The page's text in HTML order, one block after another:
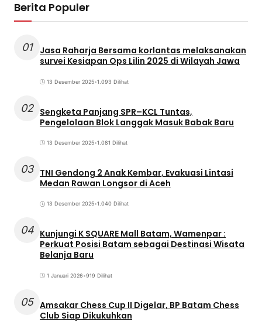
Berita Populer
01
Jasa Raharja Bersama korlantas melaksanakan
survei Kesiapan Ops Lilin 2025 di Wilayah Jawa
13 Desember 2025•1.093 Dilihat
02 Sengketa Panjang SPR–KCL Tuntas,
Pengelolaan Blok Langgak Masuk Babak Baru
13 Desember 2025•1.081 Dilihat
03 TNI Gendong 2 Anak Kembar, Evakuasi Lintasi
Medan Rawan Longsor di Aceh
13 Desember 2025•1.040 Dilihat
04 Kunjungi K SQUARE Mall Batam, Wamenpar :
Perkuat Posisi Batam sebagai Destinasi Wisata
Belanja Baru
1 Januari 2026•919 Dilihat
05 Amsakar Chess Cup II Digelar, BP Batam Chess
Club Siap Dikukuhkan